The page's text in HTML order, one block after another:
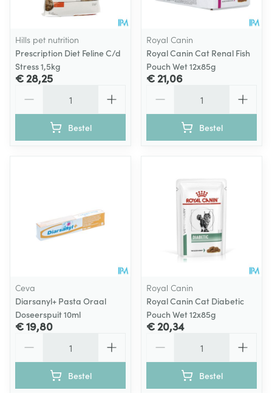
Hills pet nutrition
Prescription Diet Feline C/d
Stress 1,5kg
€ 28,25
Bestel
Royal Canin
Royal Canin Cat Renal Fish
Pouch Wet 12x85g
€ 21,06
Bestel
Ceva
Diarsanyl+ Pasta Oraal
Doseerspuit 10ml
€ 19,80
Bestel
Royal Canin
Royal Canin Cat Diabetic
Pouch Wet 12x85g
€ 20,34
Bestel